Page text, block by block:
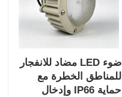
ضوء LED مضاد للانفجار
للمناطق الخطرة مع
حماية IP66 وإدخال